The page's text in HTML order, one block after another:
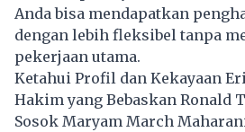
Anda bisa mendapatkan
dengan lebih fleksibel tanpa
pekerjaan utama.
Ketahui Profil dan Kekayaan
Hakim yang Bebaskan Ronald
Sosok Maryam March